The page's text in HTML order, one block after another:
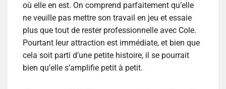
où elle en est. On comprend parfaitement qu’elle
ne veuille pas mettre son travail en jeu et essaie
plus que tout de rester professionnelle avec Cole.
Pourtant leur attraction est immédiate, et bien que
cela soit parti d’une petite histoire, il se pourrait
bien qu’elle s’amplifie petit à petit.